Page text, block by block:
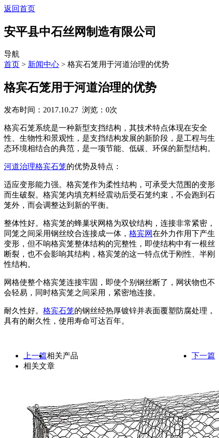
返回首页
安平县中石丝网制造有限公司
导航
首页 > 新闻中心 > 格宾石笼用于河道治理的优势
格宾石笼用于河道治理的优势
发布时间：2017.10.27 浏览： 0次
格宾石笼系统是一种新型支挡结构，其技术特点体现在安全
性、生物性和景观性，是支挡结构发展的新阶段，是工程与生
态环境相结合的典范，是一项节能、低碳、环保的新型结构。
河道治理格宾石笼的优势及特点：
适应变形能力强。格宾笼作为柔性结构，可承受大范围的变形
而生破裂。格宾笼内填充料经震动后受石笼约束，不会跑到石
笼外，而会调整达到新的平衡。
整体性好。格宾笼的蜂巢状网格为双铰结构，连接非常紧密，
同笼之间采用钢丝绞合连接成一体， 格宾网在外力作用下产生
变形，但不响格宾笼整体结构的完整性，即使结构中有一根丝
断裂，也不会影响其结构，格宾笼的这一特点优于刚性、半刚
性结构。
网格使整个格宾笼连接牢固，即使个别钢丝断了，网状物也不
会轻易，同时格宾笼之间采用，紧密地连接。
耐久性好。 格宾石笼的钢丝经热厚镀锌并表面覆塑防腐处理，
具有的耐久性，使用寿命可达百年。
上一篇 下一篇
相关产品
相关文章